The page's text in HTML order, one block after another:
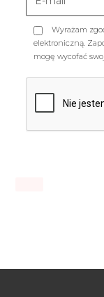
Wyrażam
elektroniczną.
mogę wycofać